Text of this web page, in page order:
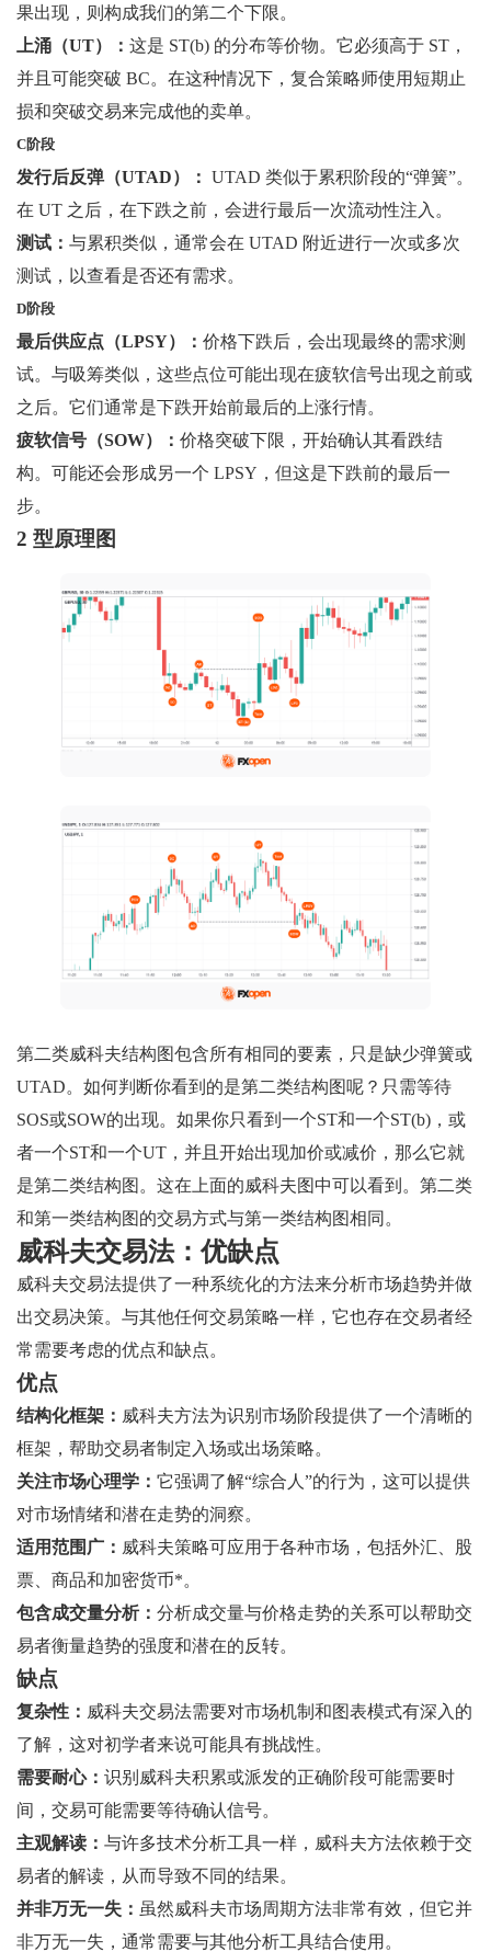
果出现，则构成我们的第二个下限。
上涌（UT）： 这是 ST(b) 的分布等价物。它必须高于 ST，
并且可能突破 BC。在这种情况下，复合策略师使用短期止
损和突破交易来完成他的卖单。
C阶段
发行后反弹（UTAD）： UTAD 类似于累积阶段的“弹簧”。
在 UT 之后，在下跌之前，会进行最后一次流动性注入。
测试： 与累积类似，通常会在 UTAD 附近进行一次或多次
测试，以查看是否还有需求。
D阶段
最后供应点（LPSY）： 价格下跌后，会出现最终的需求测
试。与吸筹类似，这些点位可能出现在疲软信号出现之前或
之后。它们通常是下跌开始前最后的上涨行情。
疲软信号（SOW）： 价格突破下限，开始确认其看跌结
构。可能还会形成另一个 LPSY，但这是下跌前的最后一
步。
2 型原理图
第二类威科夫结构图包含所有相同的要素，只是缺少弹簧或
UTAD。如何判断你看到的是第二类结构图呢？只需等待
SOS或SOW的出现。如果你只看到一个ST和一个ST(b)，或
者一个ST和一个UT，并且开始出现加价或减价，那么它就
是第二类结构图。这在上面的威科夫图中可以看到。第二类
和第一类结构图的交易方式与第一类结构图相同。
威科夫交易法：优缺点
威科夫交易法提供了一种系统化的方法来分析市场趋势并做
出交易决策。与其他任何交易策略一样，它也存在交易者经
常需要考虑的优点和缺点。
优点
结构化框架： 威科夫方法为识别市场阶段提供了一个清晰的
框架，帮助交易者制定入场或出场策略。
关注市场心理学： 它强调了解“综合人”的行为，这可以提供
对市场情绪和潜在走势的洞察。
适用范围广： 威科夫策略可应用于各种市场，包括外汇、股
票、商品和加密货币*。
包含成交量分析： 分析成交量与价格走势的关系可以帮助交
易者衡量趋势的强度和潜在的反转。
缺点
复杂性： 威科夫交易法需要对市场机制和图表模式有深入的
了解，这对初学者来说可能具有挑战性。
需要耐心： 识别威科夫积累或派发的正确阶段可能需要时
间，交易可能需要等待确认信号。
主观解读： 与许多技术分析工具一样，威科夫方法依赖于交
易者的解读，从而导致不同的结果。
并非万无一失： 虽然威科夫市场周期方法非常有效，但它并
非万无一失，通常需要与其他分析工具结合使用。